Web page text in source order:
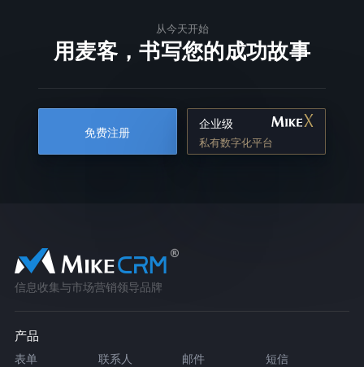
从今天开始
用麦客，书写您的成功故事
免费注册
企业级
私有数字化平台
信息收集与市场营销领导品牌
产品
表单 联系人 邮件
短信